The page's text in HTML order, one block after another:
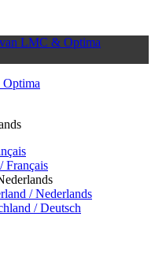
LMC & Optima
Français
/ Nederlands
/ Deutsch